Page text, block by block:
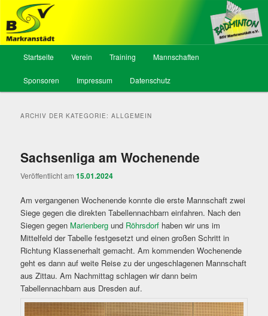
BSV Markranstädt, Abt. Badminton
Zum
Inhalt
Zum
sekundären
Startseite Verein Training Mannschaften
Sponsoren Impressum Datenschutz
ARCHIV DER KATEGORIE:ALLGEMEIN
Sachsenliga am Wochenende
Veröffentlicht am15.01.2024
Am vergangenen Wochenende konnte die erste Mannschaft zwei
Siege gegen die direkten Tabellennachbarn einfahren. Nach den
Siegen gegen Marienberg und Röhrsdorf haben wir uns im
Mittelfeld der Tabelle festgesetzt und einen großen Schritt in
Richtung Klassenerhalt gemacht. Am kommenden Wochenende
geht es dann auf weite Reise zu der ungeschlagenen Mannschaft
aus Zittau. Am Nachmittag schlagen wir dann beim
Tabellennachbarn aus Dresden auf.